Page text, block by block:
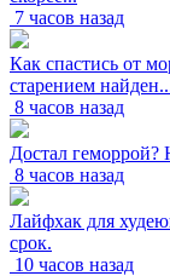
7 часов назад
Как спастись от
старением
8 часов назад
Достал геморрой?
8 часов назад
Лайфхак для
срок.
10 часов назад